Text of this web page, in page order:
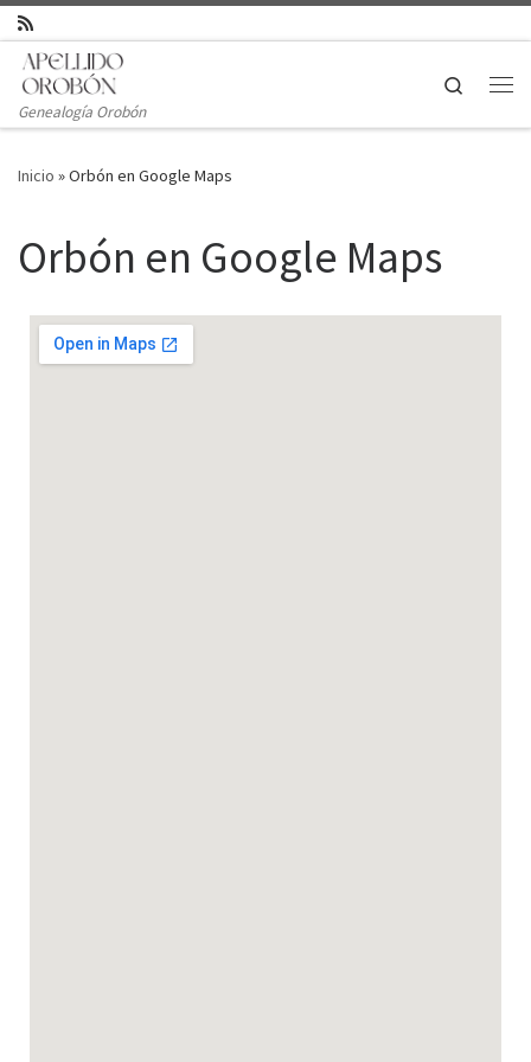
Saltar al contenido
Genealogía Orobón
Search
Inicio »Orbón en Google Maps
Orbón en Google Maps